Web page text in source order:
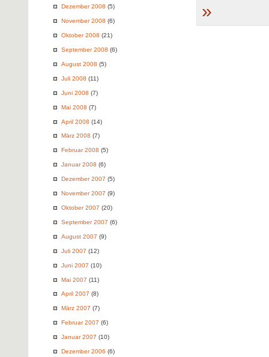
Dezember 2008 (5)
November 2008 (6)
Oktober 2008 (21)
September 2008 (6)
August 2008 (5)
Juli 2008 (11)
Juni 2008 (7)
Mai 2008 (7)
April 2008 (14)
März 2008 (7)
Februar 2008 (5)
Januar 2008 (6)
Dezember 2007 (5)
November 2007 (9)
Oktober 2007 (20)
September 2007 (6)
August 2007 (9)
Juli 2007 (12)
Juni 2007 (10)
Mai 2007 (11)
April 2007 (8)
März 2007 (7)
Februar 2007 (6)
Januar 2007 (10)
Dezember 2006 (6)
»